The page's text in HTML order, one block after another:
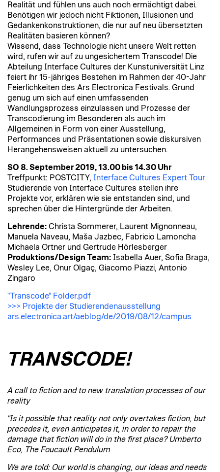
Realität und fühlen uns auch noch ermächtigt dabei.
Benötigen wir jedoch nicht Fiktionen, Illusionen und
Gedankenkonstruktionen, die nur auf neu übersetzten
Realitäten basieren können?
Wissend, dass Technologie nicht unsere Welt retten
wird, rufen wir auf zu ungesichertem Transcode! Die
Abteilung Interface Cultures der Kunstuniversität Linz
feiert ihr 15-jähriges Bestehen im Rahmen der 40-Jahr
Feierlichkeiten des Ars Electronica Festivals. Grund
genug um sich auf einen umfassenden
Wandlungsprozess einzulassen und Prozesse der
Transcodierung im Besonderen als auch im
Allgemeinen in Form von einer Ausstellung,
Performances und Präsentationen sowie diskursiven
Herangehensweisen aktuell zu untersuchen.
SO 8. September 2019, 13.00 bis 14.30 Uhr
Treffpunkt: POSTCITY, Interface Cultures Expert Tour
Studierende von Interface Cultures stellen ihre
Projekte vor, erklären wie sie entstanden sind, und
sprechen über die Hintergründe der Arbeiten.
Lehrende: Christa Sommerer, Laurent Mignonneau,
Manuela Naveau, Maša Jazbec, Fabricio Lamoncha
Michaela Ortner und Gertrude Hörlesberger
Produktions/Design Team: Isabella Auer, Sofia Braga,
Wesley Lee, Onur Olgaç, Giacomo Piazzi, Antonio
Zingaro
"Transcode" Folder.pdf
>>> Projekte der Studierendenausstellung
ars.electronica.art/aeblog/de/2019/08/12/campus
TRANSCODE!
A call to fiction and to new translation processes of our
reality
"Is it possible that reality not only overtakes fiction, but
precedes it, even anticipates it, in order to repair the
damage that fiction will do in the first place? Umberto
Eco, The Foucault Pendulum
We are told: Our world is changing, our ideas and needs